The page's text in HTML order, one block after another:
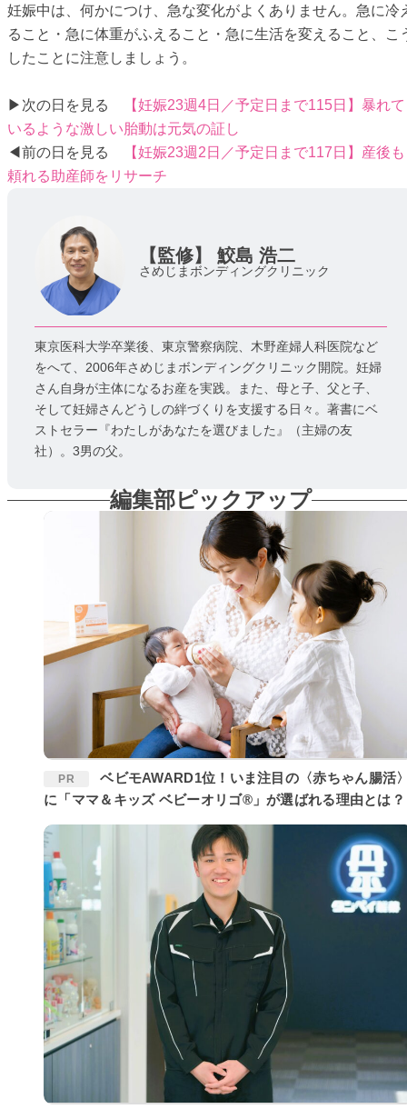
妊娠中は、何かにつけ、急な変化がよくありません。急に冷
ること・急に体重がふえること・急に生活を変えること、こ
したことに注意しましょう。
▶次の日を見る
【妊娠23週4日／予定日まで115日】暴れて
いるような激しい胎動は元気の証し
◀前の日を見る
【妊娠23週2日／予定日まで117日】産後も
頼れる助産師をリサーチ
【監修】 鮫島 浩二
さめじまボンディングクリニック
東京医科大学卒業後、東京警察病院、木野産婦人科医院など
をへて、2006年さめじまボンディングクリニック開院。妊婦
さん自身が主体になるお産を実践。また、母と子、父と子、
そして妊婦さんどうしの絆づくりを支援する日々。著書にベ
ストセラー『わたしがあなたを選びました』（主婦の友
社）。3男の父。
編集部ピックアップ
PR
ベビモAWARD1位！いま注目の〈赤ちゃん腸活〉
に「ママ＆キッズ ベビーオリゴ®」が選ばれる理由とは？